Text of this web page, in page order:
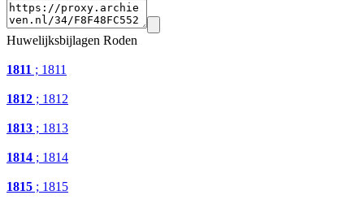
Huwelijksbijlagen Roden
1811 ; 1811
1812 ; 1812
1813 ; 1813
1814 ; 1814
1815 ; 1815